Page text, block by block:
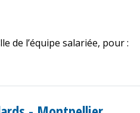
de l’équipe salariée, pour :